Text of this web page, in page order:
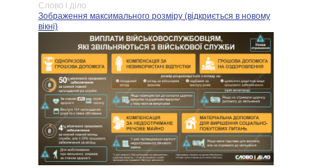
Слово і діло
Зображення максимального розміру (відкриється в новому
вікні)